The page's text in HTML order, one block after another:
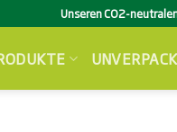
Unseren CO2-